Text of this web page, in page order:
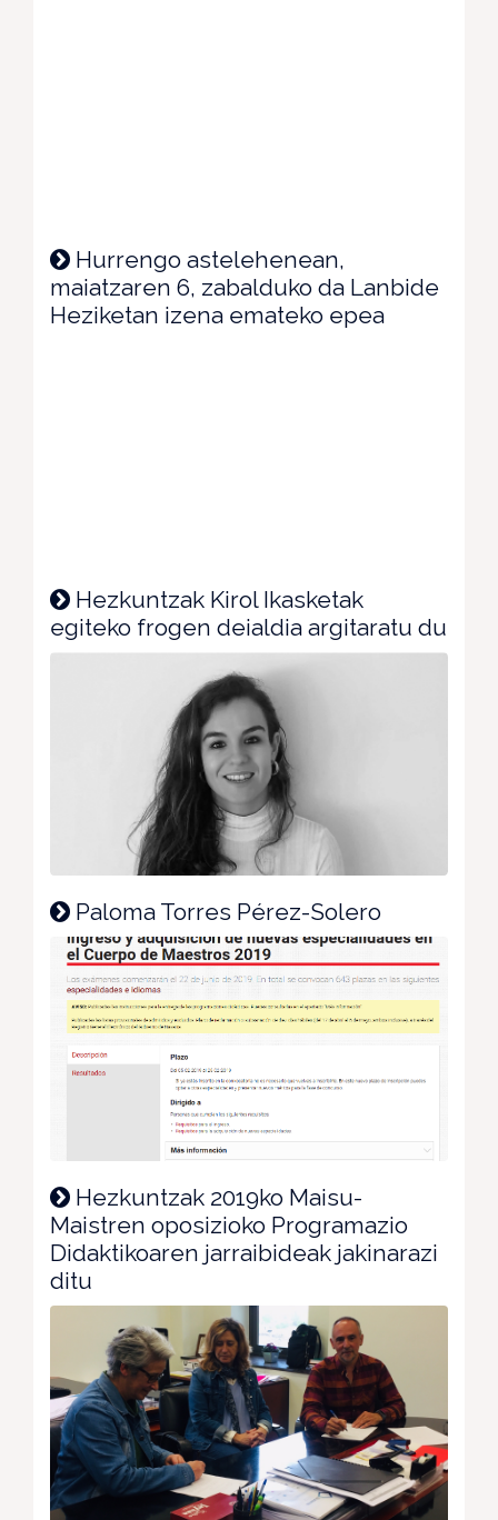
Hurrengo astelehenean,
maiatzaren 6, zabalduko da Lanbide
Heziketan izena emateko epea
Hezkuntzak Kirol Ikasketak
egiteko frogen deialdia argitaratu du
Paloma Torres Pérez-Solero
Hezkuntzak 2019ko Maisu-
Maistren oposizioko Programazio
Didaktikoaren jarraibideak jakinarazi
ditu